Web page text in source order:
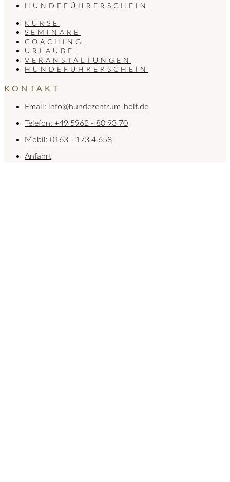
HUNDEFÜHRERSCHEIN
KURSE
SEMINARE
COACHING
URLAUBE
VERANSTALTUNGEN
HUNDEFÜHRERSCHEIN
KONTAKT
Email: info@hundezentrum-holt.de
Telefon: +49 5962 - 80 93 70
Mobil: 0163 - 173 4 658
Anfahrt